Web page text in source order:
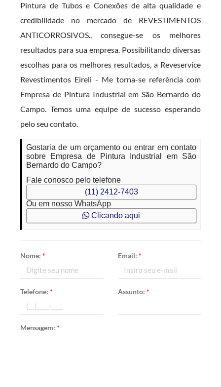
Pintura de Tubos e Conexões de alta qualidade e
credibilidade no mercado de REVESTIMENTOS
ANTICORROSIVOS., consegue-se os melhores
resultados para sua empresa. Possibilitando diversas
escolhas para os melhores resultados, a Reveservice
Revestimentos Eireli - Me torna-se referência com
Empresa de Pintura Industrial em São Bernardo do
Campo. Temos uma equipe de sucesso esperando
pelo seu contato.
Gostaria de um orçamento ou entrar em contato
sobre Empresa de Pintura Industrial em São
Bernardo do Campo?
Fale conosco pelo telefone
(11) 2412-7403
Ou em nosso WhatsApp
Clicando aqui
Nome:* Email: *
Telefone:* Assunto: *
Mensagem:*